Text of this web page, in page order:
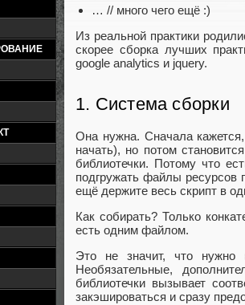
… // много чего ещё :)
Из реальной практики
скорее сборка лучших
google analytics и jquery.
1. Система сборки
Она нужна. Сначала
начать), но потом
библиотечки. Потому что
подгружать файлы ресурсов
ещё держите весь скрипт в
Как собирать? Только
есть одним файлом.
Это не значит, что
Необязательные,
библиотечки вызывает
закэшироваться и сразу